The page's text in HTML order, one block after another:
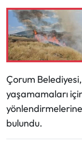
Çorum
yaşamamaları
bulundu.
Resmi İlan
Resmi Reklam
Siyaset
Spor